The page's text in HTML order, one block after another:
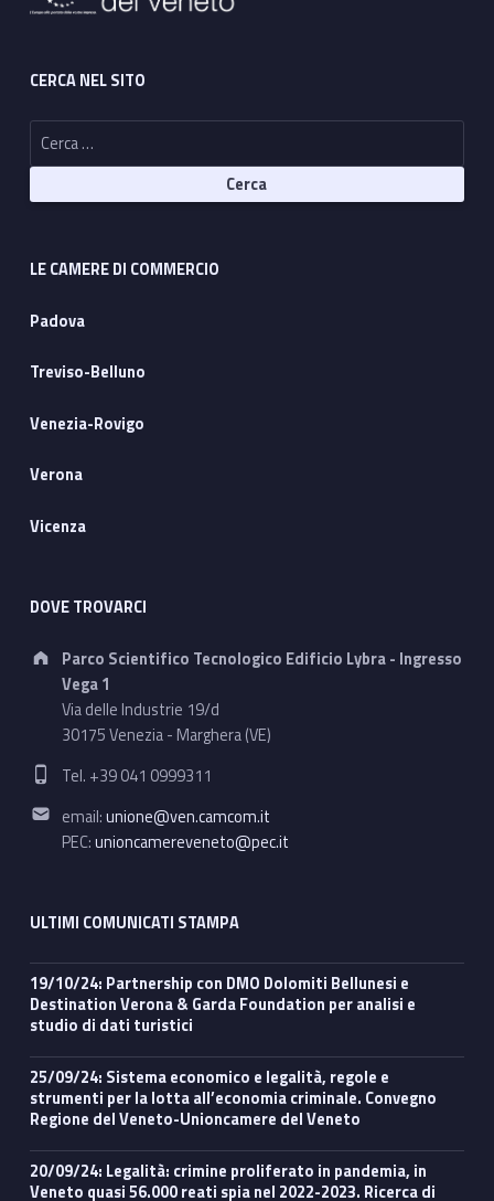
CERCA NEL SITO
Ricerca per:
LE CAMERE DI COMMERCIO
Padova
Treviso-Belluno
Venezia-Rovigo
Verona
Vicenza
DOVE TROVARCI
Address:
Parco Scientifico Tecnologico Edificio Lybra - Ingresso
Vega 1
Via delle Industrie 19/d
30175 Venezia - Marghera (VE)
Phone number:
Tel. +39 041 0999311
Email address:
email:unione@ven.camcom.it
PEC:unioncamereveneto@pec.it
ULTIMI COMUNICATI STAMPA
19/10/24: Partnership con DMO Dolomiti Bellunesi e
Destination Verona & Garda Foundation per analisi e
studio di dati turistici
25/09/24: Sistema economico e legalità, regole e
strumenti per la lotta all’economia criminale. Convegno
Regione del Veneto-Unioncamere del Veneto
20/09/24: Legalità: crimine proliferato in pandemia, in
Veneto quasi 56.000 reati spia nel 2022-2023. Ricerca di